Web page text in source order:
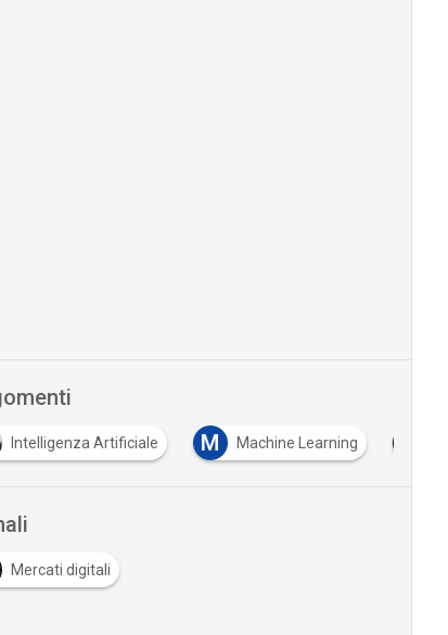
Intelligenza Artificiale M Machine Learning
Mercati digitali